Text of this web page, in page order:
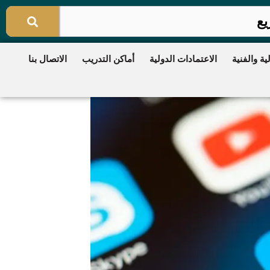
والفنية الاعتمادات الدولية أماكن التدريب الاتصال بنا